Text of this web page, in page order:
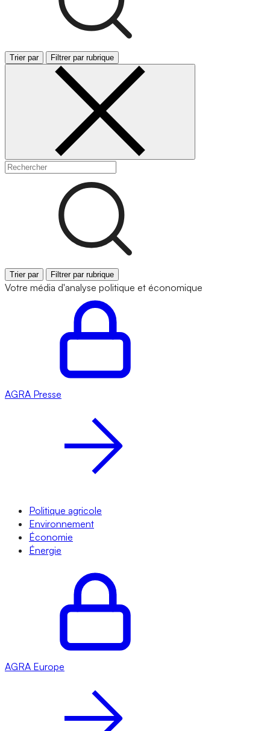
Trier par Filtrer par rubrique
Trier par Filtrer par rubrique
Votre média d'analyse politique et économique
AGRA Presse
Politique agricole
Environnement
Économie
Énergie
AGRA Europe